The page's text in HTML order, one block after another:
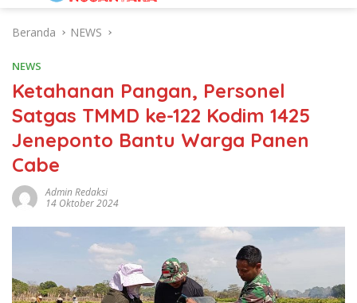
Beranda NEWS
NEWS
Ketahanan Pangan, Personel
Satgas TMMD ke-122 Kodim 1425
Jeneponto Bantu Warga Panen
Cabe
Admin Redaksi
14 Oktober 2024